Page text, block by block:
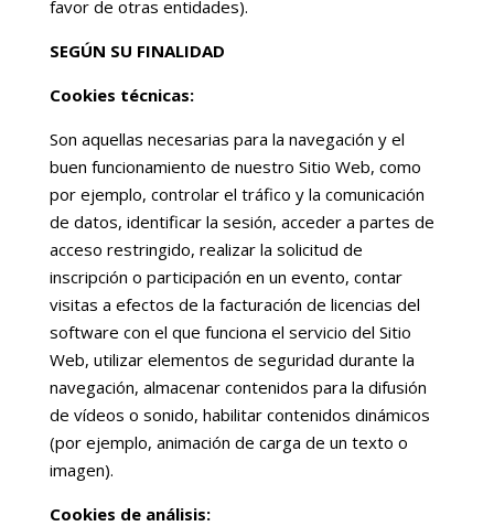
favor de otras entidades).
SEGÚN SU FINALIDAD
Cookies técnicas:
Son aquellas necesarias para la navegación y el
buen funcionamiento de nuestro Sitio Web, como
por ejemplo, controlar el tráfico y la comunicación
de datos, identificar la sesión, acceder a partes de
acceso restringido, realizar la solicitud de
inscripción o participación en un evento, contar
visitas a efectos de la facturación de licencias del
software con el que funciona el servicio del Sitio
Web, utilizar elementos de seguridad durante la
navegación, almacenar contenidos para la difusión
de vídeos o sonido, habilitar contenidos dinámicos
(por ejemplo, animación de carga de un texto o
imagen).
Cookies de análisis: